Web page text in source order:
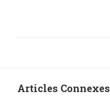
Articles Connexes